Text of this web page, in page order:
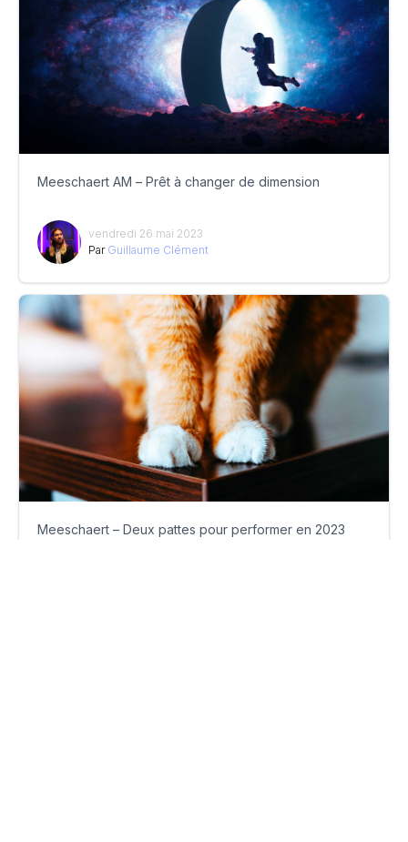
Meeschaert AM – Prêt à changer de dimension
vendredi 26 mai 2023
Par Guillaume Clément
Meeschaert – Deux pattes pour performer en 2023